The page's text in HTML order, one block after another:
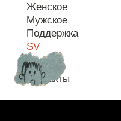
Женское
Мужское
Поддержка
SV
Контакты